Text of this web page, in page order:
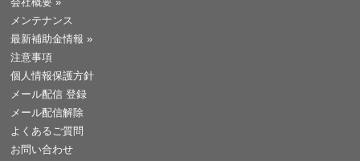
メンテナンス
最新補助金情報 »
注意事項
個人情報保護方針
メール配信 登録
メール配信解除
よくあるご質問
お問い合わせ